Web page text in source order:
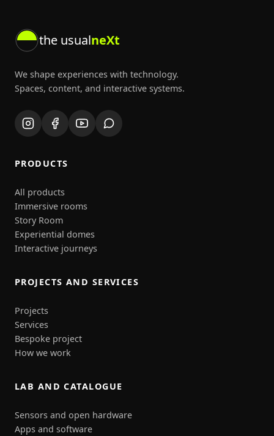
the usualneXt
We shape experiences with technology.
Spaces, content, and interactive systems.
PRODUCTS
All products
Immersive rooms
Story Room
Experiential domes
Interactive journeys
PROJECTS AND SERVICES
Projects
Services
Bespoke project
How we work
LAB AND CATALOGUE
Sensors and open hardware
Apps and software